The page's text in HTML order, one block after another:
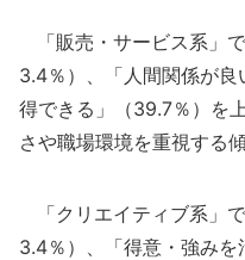
「販売・サービス系」
3.4％）、「人間関係が
得できる」（39.7％）を
さや職場環境を重視する
「クリエイティブ系」
3.4％）、「得意・強み